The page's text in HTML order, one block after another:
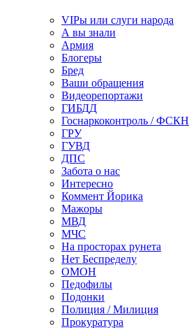
VIPы или слуги народа
А вы знали
Армия
Блогеры
Бред
Ваши обращения
Видеорепортажи
ГИБДД
Госнаркоконтроль / ФСКН
ГРУ
ГУВД
ДПС
Забота о нас
Интересно
Коммент Йорика
Мажоры
МВД
МЧС
На просторах рунета
Нет Беспределу
ОМОН
Педофилы
Подонки
Полиция / Милиция
Прокуратура